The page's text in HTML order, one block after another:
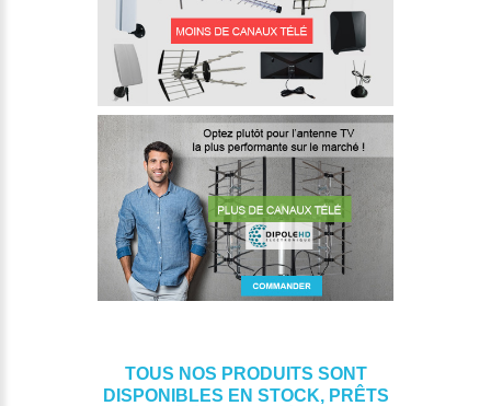
TOUS NOS PRODUITS SONT
DISPONIBLES EN STOCK, PRÊTS